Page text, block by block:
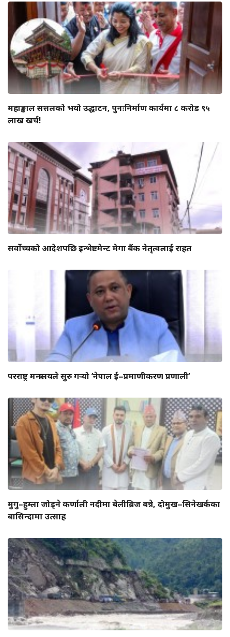
महाङ्काल सत्तलको भयो उद्घाटन, पुनःनिर्माण कार्यमा ८ करोड ९५
लाख खर्च!
सर्वोच्चको आदेशपछि इन्भेष्टमेन्ट मेगा बैंक नेतृत्वलाई राहत
परराष्ट्र मन्त्रालयले सुरु गर्‍यो ‘नेपाल ई–प्रमाणीकरण प्रणाली’
मुगु–हुम्ला जोड्ने कर्णाली नदीमा बेलीब्रिज बन्ने, दोमुख–सिनेखर्कका
बासिन्दामा उत्साह